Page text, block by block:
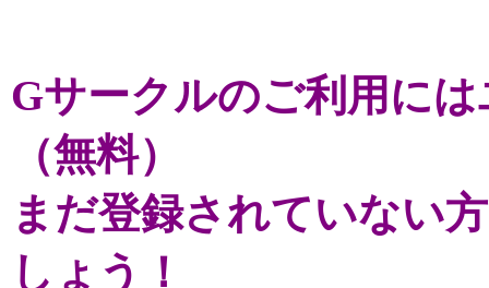
Gサークルのご利用に
（無料）
まだ登録されていない
しょう！